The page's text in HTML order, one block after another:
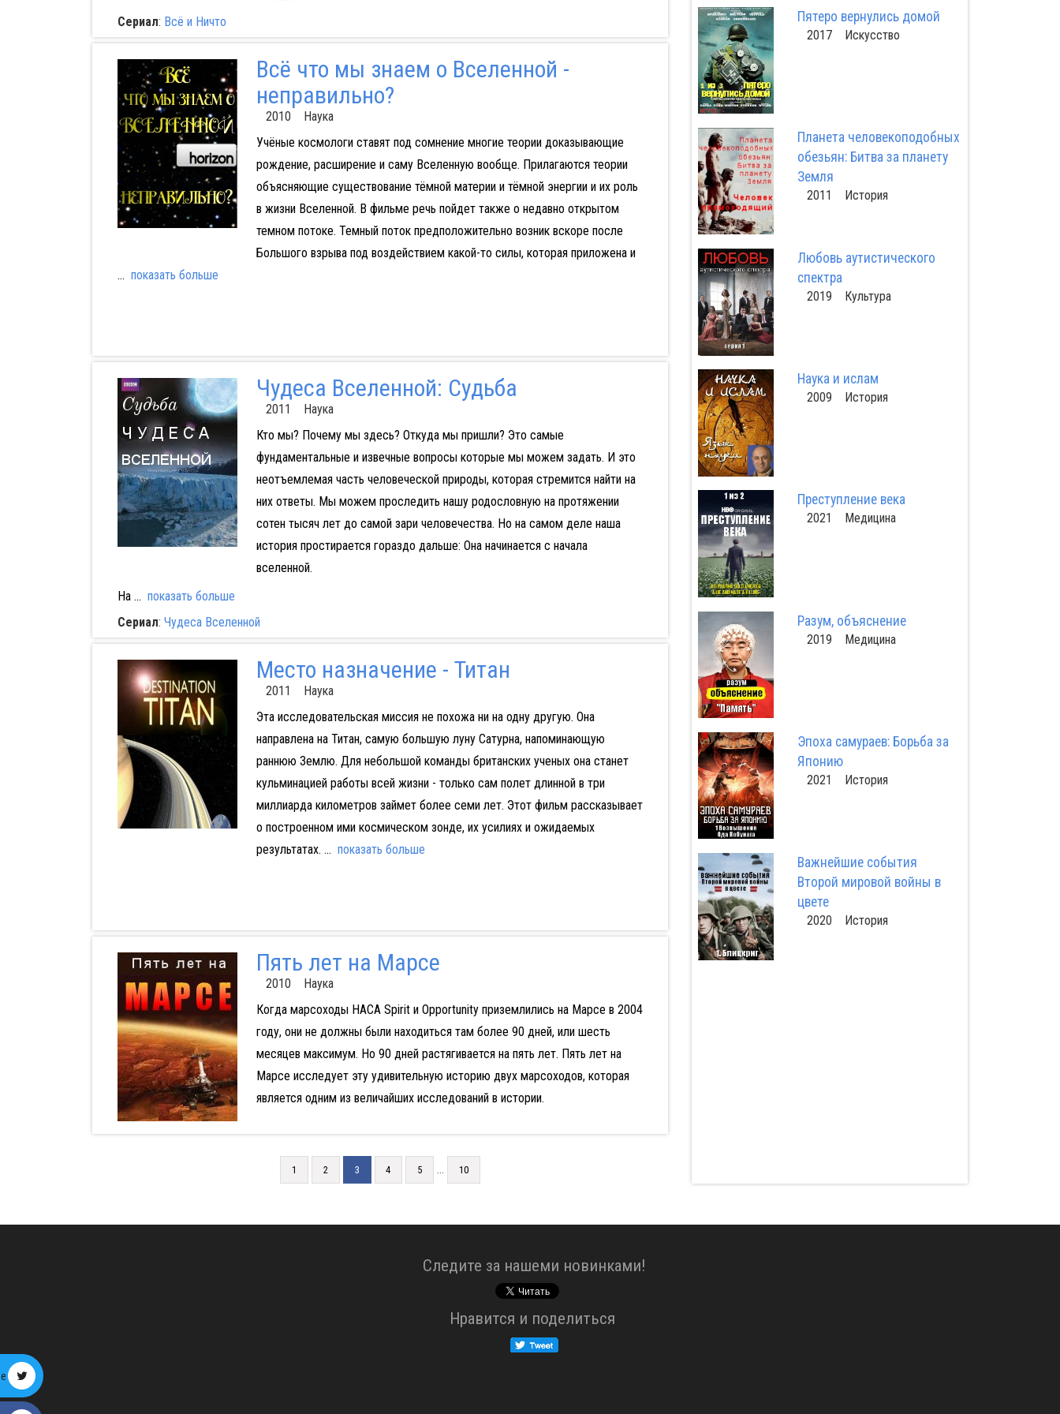
Сериал: Всё и Ничто
Всё что мы знаем о Вселенной -
неправильно?
2010 Наука
Учёные космологи ставят под сомнение многие теории доказывающие
рождение, расширение и саму Вселенную вообще. Прилагаются теории
объясняющие существование тёмной материи и тёмной энергии и их роль
в жизни Вселенной. В фильме речь пойдет также о недавно открытом
темном потоке. Темный поток предположительно возник вскоре после
Большого взрыва под воздействием какой-то силы, которая приложена и
... показать больше
Чудеса Вселенной: Cудьба
2011 Наука
Кто мы? Почему мы здесь? Откуда мы пришли? Это самые
фундаментальные и извечные вопросы которые мы можем задать. И это
неотъемлемая часть человеческой природы, которая стремится найти на
них ответы. Мы можем проследить нашу родословную на протяжении
сотен тысяч лет до самой зари человечества. Но на самом деле наша
история простирается гораздо дальше: Она начинается с начала
вселенной.
На ... показать больше
Сериал: Чудеса Вселенной
Место назначение - Титан
2011 Наука
Эта исследовательская миссия не похожа ни на одну другую. Она
направлена на Титан, самую большую луну Сатурна, напоминающую
раннюю Землю. Для небольшой команды британских ученых она станет
кульминацией работы всей жизни - только сам полет длинной в три
миллиарда километров займет более семи лет. Этот фильм рассказывает
о построенном ими космическом зонде, их усилиях и ожидаемых
результатах. ... показать больше
Пять лет на Марсе
2010 Наука
Когда марсоходы НАСА Spirit и Opportunity приземлились на Марсе в 2004
году, они не должны были находиться там более 90 дней, или шесть
месяцев максимум. Но 90 дней растягивается на пять лет. Пять лет на
Марсе исследует эту удивительную историю двух марсоходов, которая
является одним из величайших исследований в истории.
1 2 3 4 5 10
Пятеро вернулись домой
2017 Искусство
Планета человекоподобных
обезьян: Битва за планету
Земля
2011 История
Любовь аутистического
спектра
2019 Культура
Наука и ислам
2009 История
Преступление века
2021 Медицина
Разум, объяснение
2019 Медицина
Эпоха самураев: Борьба за
Японию
2021 История
Важнейшие события
Второй мировой войны в
цвете
2020 История
Cледите за нашеми новинками!
Нравится и поделиться